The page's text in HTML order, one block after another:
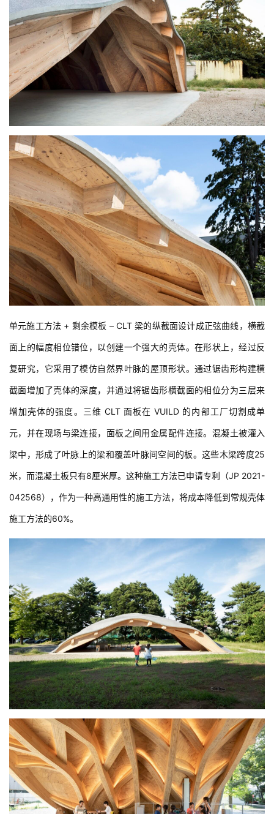
单元施工方法 + 剩余模板 – CLT 梁的纵截面设计成正弦曲线，横截
面上的幅度相位错位，以创建一个强大的壳体。在形状上，经过反
复研究，它采用了模仿自然界叶脉的屋顶形状。通过锯齿形构建横
截面增加了壳体的深度，并通过将锯齿形横截面的相位分为三层来
增加壳体的强度。三维 CLT 面板在 VUILD 的内部工厂切割成单
元，并在现场与梁连接，面板之间用金属配件连接。混凝土被灌入
梁中，形成了叶脉上的梁和覆盖叶脉间空间的板。这些木梁跨度25
米，而混凝土板只有8厘米厚。这种施工方法已申请专利（JP 2021-
042568），作为一种高通用性的施工方法，将成本降低到常规壳体
施工方法的60%。